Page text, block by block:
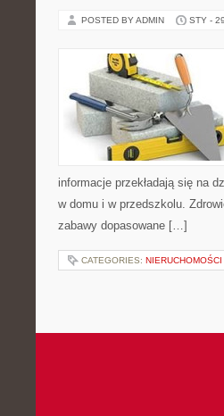
POSTED BY ADMIN STY -
informacje przekładają się na
w domu i w przedszkolu.
zabawy dopasowane […]
CATEGORIES: NIERUCHOMOŚCI